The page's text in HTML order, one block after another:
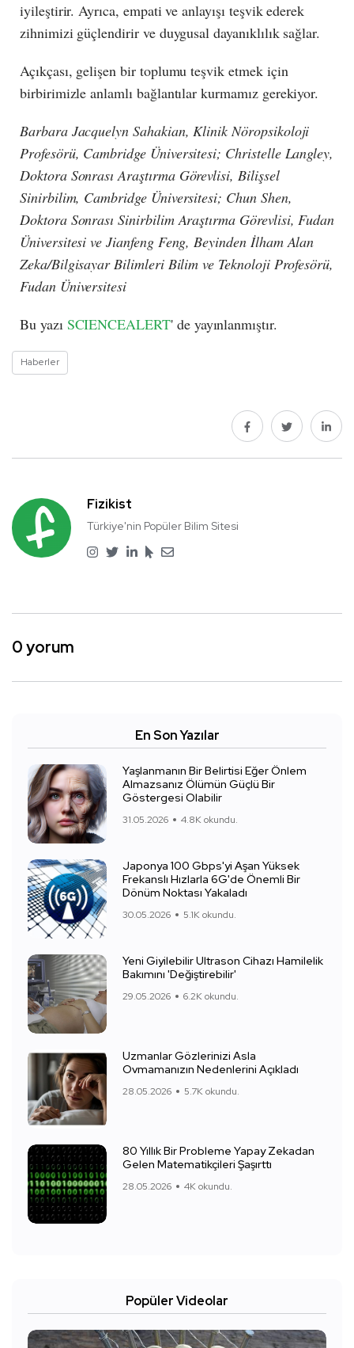
iyileştirir. Ayrıca, empati ve anlayışı teşvik ederek
zihnimizi güçlendirir ve duygusal dayanıklılık sağlar.
Açıkçası, gelişen bir toplumu teşvik etmek için
birbirimizle anlamlı bağlantılar kurmamız gerekiyor.
Barbara Jacquelyn Sahakian, Klinik Nöropsikoloji
Profesörü, Cambridge Üniversitesi; Christelle Langley,
Doktora Sonrası Araştırma Görevlisi, Bilişsel
Sinirbilim, Cambridge Üniversitesi; Chun Shen,
Doktora Sonrası Sinirbilim Araştırma Görevlisi, Fudan
Üniversitesi ve Jianfeng Feng, Beyinden İlham Alan
Zeka/Bilgisayar Bilimleri Bilim ve Teknoloji Profesörü,
Fudan Üniversitesi
Bu yazı SCIENCEALERT' de yayınlanmıştır.
Haberler
Fizikist
Türkiye'nin Popüler Bilim Sitesi
0 yorum
En Son Yazılar
Yaşlanmanın Bir Belirtisi Eğer Önlem
Almazsanız Ölümün Güçlü Bir
Göstergesi Olabilir
31.05.2026 4.8K okundu.
Japonya 100 Gbps'yi Aşan Yüksek
Frekanslı Hızlarla 6G'de Önemli Bir
Dönüm Noktası Yakaladı
30.05.2026 5.1K okundu.
Yeni Giyilebilir Ultrason Cihazı Hamilelik
Bakımını 'Değiştirebilir'
29.05.2026 6.2K okundu.
Uzmanlar Gözlerinizi Asla
Ovmamanızın Nedenlerini Açıkladı
28.05.2026 5.7K okundu.
80 Yıllık Bir Probleme Yapay Zekadan
Gelen Matematikçileri Şaşırttı
28.05.2026 4K okundu.
Popüler Videolar